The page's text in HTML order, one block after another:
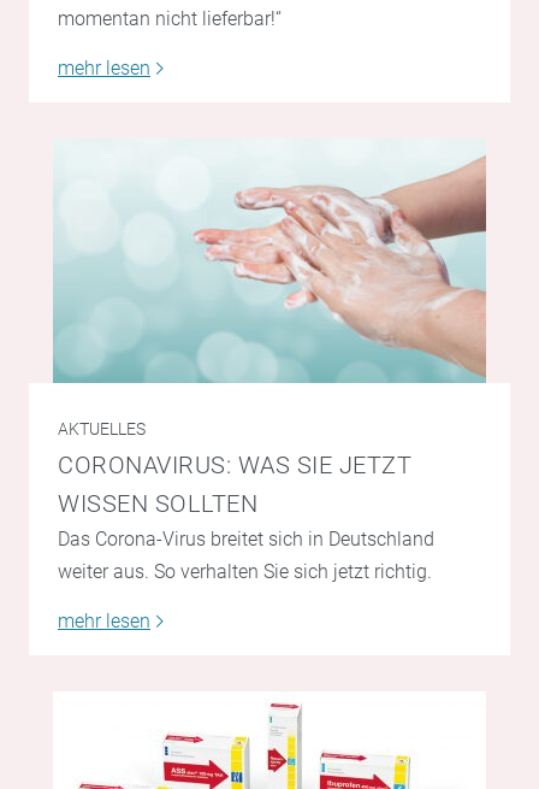
momentan nicht lieferbar!“
mehr lesen
AKTUELLES
CORONAVIRUS: WAS SIE JETZT
WISSEN SOLLTEN
Das Corona-Virus breitet sich in Deutschland
weiter aus. So verhalten Sie sich jetzt richtig.
mehr lesen